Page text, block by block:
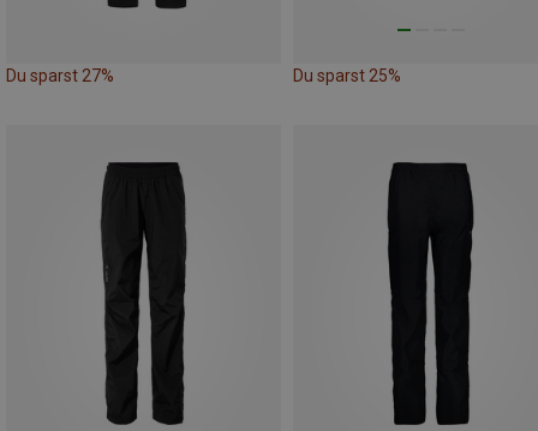
Du sparst 27% Du sparst 25%